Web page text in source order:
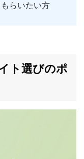
らいたい方
ト選びのポ